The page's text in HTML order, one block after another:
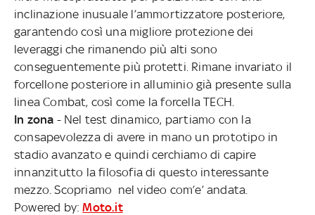
inclinazione inusuale l’ammortizzatore posteriore,
garantendo così una migliore protezione dei
leveraggi che rimanendo più alti sono
conseguentemente più protetti. Rimane invariato il
forcellone posteriore in alluminio già presente sulla
linea Combat, così come la forcella TECH.
In zona - Nel test dinamico, partiamo con la
consapevolezza di avere in mano un prototipo in
stadio avanzato e quindi cerchiamo di capire
innanzitutto la filosofia di questo interessante
mezzo. Scopriamo nel video com’e’ andata.
Powered by:Moto.it